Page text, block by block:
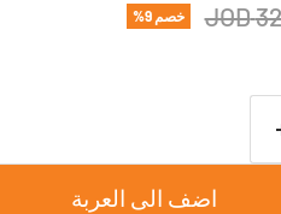
خصم 9
%
اضف الى العربة